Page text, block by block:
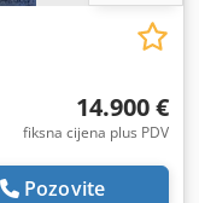
14.900 €
fiksna cijena plus PDV
Pozovite